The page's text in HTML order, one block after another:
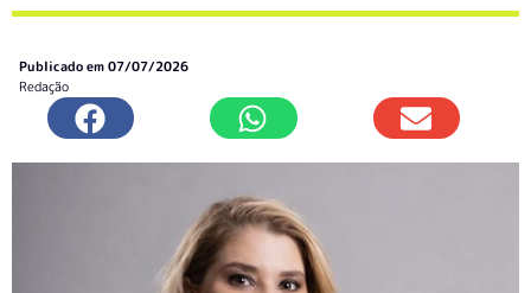
Publicado em07/07/2026
Redação